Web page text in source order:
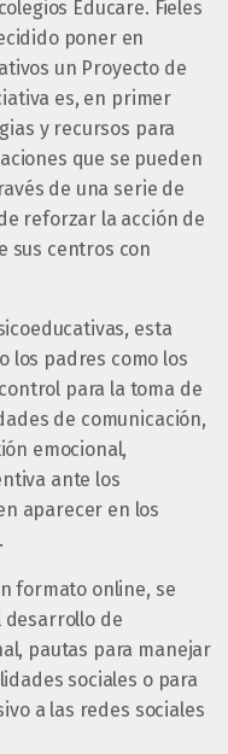
Educare. Fieles
poner en
un Proyecto de
es, en primer
y recursos para
que se pueden
de una serie de
reforzar la acción de
sus centros con
esta
los padres como los
para la toma de
de comunicación,
emocional,
ante los
aparecer en los
formato online, se
desarrollo de
pautas para manejar
sociales o para
a las redes sociales